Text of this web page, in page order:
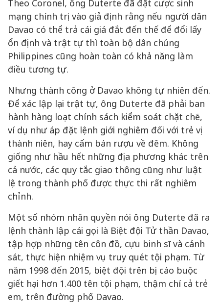
Theo Coronel, ông Duterte đã đặt cược sinh
mạng chính trị vào giả định rằng nếu người dân
Davao có thể trả cái giá đắt đến thế để đổi lấy
ổn định và trật tự thì toàn bộ dân chúng
Philippines cũng hoàn toàn có khả năng làm
điều tương tự.
Nhưng thành công ở Davao không tự nhiên đến.
Để xác lập lại trật tự, ông Duterte đã phải ban
hành hàng loạt chính sách kiểm soát chặt chẽ,
ví dụ như áp đặt lệnh giới nghiêm đối với trẻ vị
thành niên, hay cấm bán rượu về đêm. Không
giống như hầu hết những địa phương khác trên
cả nước, các quy tắc giao thông cũng như luật
lệ trong thành phố được thực thi rất nghiêm
chỉnh.
Một số nhóm nhân quyền nói ông Duterte đã ra
lệnh thành lập cái gọi là Biệt đội Tử thần Davao,
tập hợp những tên côn đồ, cựu binh sĩ và cảnh
sát, thực hiện nhiệm vụ truy quét tội phạm. Từ
năm 1998 đến 2015, biệt đội trên bị cáo buộc
giết hại hơn 1.400 tên tội phạm, thậm chí cả trẻ
em, trên đường phố Davao.